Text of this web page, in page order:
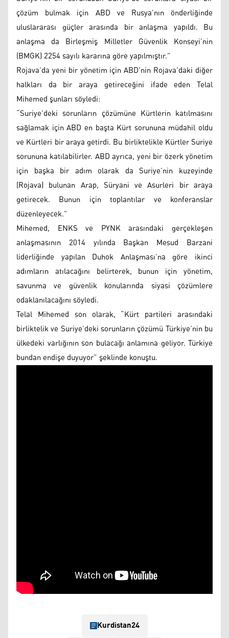
çözüm bulmak için ABD ve Rusya’nın önderliğinde
uluslararası güçler arasında bir anlaşma yapıldı. Bu
anlaşma da Birleşmiş Milletler Güvenlik Konseyi’nin
(BMGK) 2254 sayılı kararına göre yapılmıştır.”
Rojava’da yeni bir yönetim için ABD’nin Rojava’daki diğer
halkları da bir araya getireceğini ifade eden Telal
Mihemed şunları söyledi:
“Suriye’deki sorunların çözümüne Kürtlerin katılmasını
sağlamak için ABD en başta Kürt sorununa müdahil oldu
ve Kürtleri bir araya getirdi. Bu birliktelikle Kürtler Suriye
sorununa katılabilirler. ABD ayrıca, yeni bir özerk yönetim
için başka bir adım olarak da Suriye’nin kuzeyinde
(Rojava) bulunan Arap, Süryani ve Asurleri bir araya
getirecek. Bunun için toplantılar ve konferanslar
düzenleyecek.”
Mihemed, ENKS ve PYNK arasındaki gerçekleşen
anlaşmasının 2014 yılında Başkan Mesud Barzani
liderliğinde yapılan Duhok Anlaşması’na göre ikinci
adımların atılacağını belirterek, bunun için yönetim,
savunma ve güvenlik konularında siyasi çözümlere
odaklanılacağını söyledi.
Telal Mihemed son olarak, “Kürt partileri arasındaki
birliktelik ve Suriye’deki sorunların çözümü Türkiye’nin bu
ülkedeki varlığının son bulacağı anlamına geliyor. Türkiye
bundan endişe duyuyor” şeklinde konuştu.
Kurdistan24